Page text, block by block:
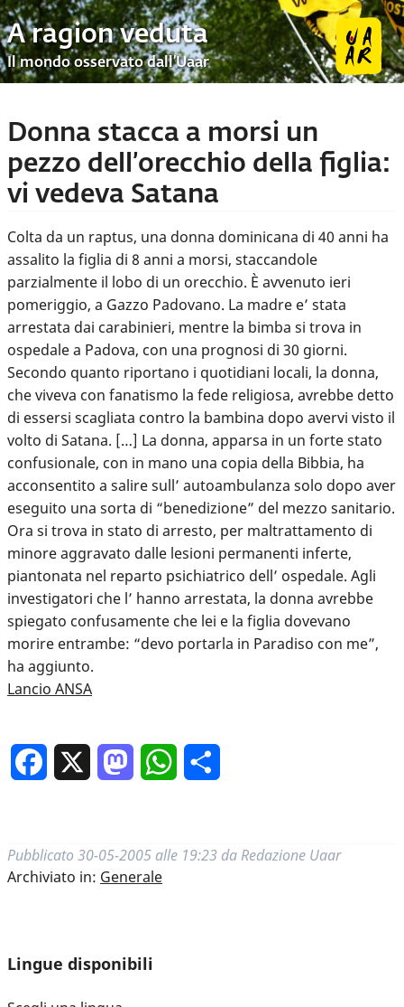
A ragion veduta
Il mondo osservato dall’Uaar
Donna stacca a morsi un
pezzo dell’orecchio della figlia:
vi vedeva Satana
Colta da un raptus, una donna dominicana di 40 anni ha
assalito la figlia di 8 anni a morsi, staccandole
parzialmente il lobo di un orecchio. È avvenuto ieri
pomeriggio, a Gazzo Padovano. La madre e’ stata
arrestata dai carabinieri, mentre la bimba si trova in
ospedale a Padova, con una prognosi di 30 giorni.
Secondo quanto riportano i quotidiani locali, la donna,
che viveva con fanatismo la fede religiosa, avrebbe detto
di essersi scagliata contro la bambina dopo avervi visto il
volto di Satana. […] La donna, apparsa in un forte stato
confusionale, con in mano una copia della Bibbia, ha
acconsentito a salire sull’ autoambulanza solo dopo aver
eseguito una sorta di “benedizione” del mezzo sanitario.
Ora si trova in stato di arresto, per maltrattamento di
minore aggravato dalle lesioni permanenti inferte,
piantonata nel reparto psichiatrico dell’ ospedale. Agli
investigatori che l’ hanno arrestata, la donna avrebbe
spiegato confusamente che lei e la figlia dovevano
morire entrambe: “devo portarla in Paradiso con me”,
ha aggiunto.
Lancio ANSA
Facebook MastodonWhatsApp
Pubblicato 30-05-2005 alle 19:23 da Redazione Uaar
Archiviato in: Generale
Lingue disponibili